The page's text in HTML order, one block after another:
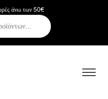
άνω των 50€